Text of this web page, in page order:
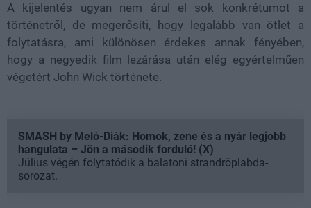
A kijelentés ugyan nem árul el sok konkrétumot a
történetről, de megerősíti, hogy legalább van ötlet a
folytatásra, ami különösen érdekes annak fényében,
hogy a negyedik film lezárása után elég egyértelműen
végetért John Wick története.
SMASH by Meló-Diák: Homok, zene és a nyár legjobb
hangulata – Jön a második forduló! (X)
Július végén folytatódik a balatoni strandröplabda-
sorozat.